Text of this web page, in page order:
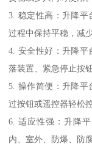
3. 稳定性高：升降平
过程中保持平稳，减
4. 安全性好：升降平
落装置、紧急停止按
5. 操作简便：升降平
过按钮或遥控器轻松
6. 适应性强：升降
内、室外、防爆、防